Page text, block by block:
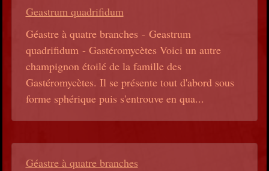
Geastrum quadrifidum
Géastre à quatre branches - Geastrum
quadrifidum - Gastéromycètes Voici un autre
champignon étoilé de la famille des
Gastéromycètes. Il se présente tout d'abord sous
forme sphérique puis s'entrouve en qua...
Géastre à quatre branches